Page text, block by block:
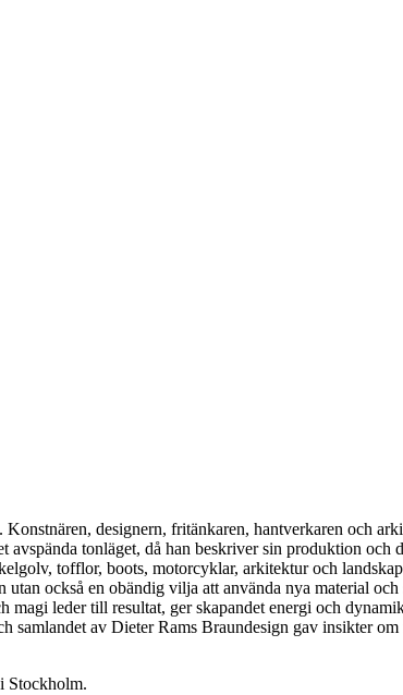
designern, fritänkaren, hantverkaren och
tonläget, då han beskriver sin produktion
tofflor, boots, motorcyklar, arkitektur och
också en obändig vilja att använda nya material
leder till resultat, ger skapandet energi och
samlandet av Dieter Rams Braundesign gav insikter
Stockholm.